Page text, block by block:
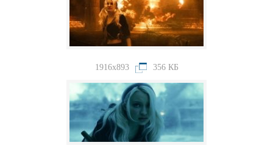
1916x893 356 КБ